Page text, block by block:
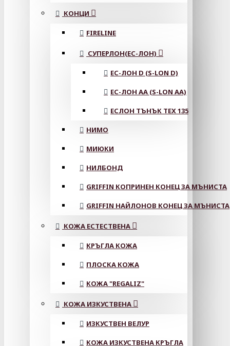
КОНЦИ
FIRELINE
СУПЕРЛОН(ЕС-ЛОН)
ЕС-ЛОН D (S-LON D)
ЕС-ЛОН АА (S-LON AA)
ЕСЛОН ТЪНЪК TEX 135
НИМО
МИЮКИ
НИЛБОНД
GRIFFIN КОПРИНЕН КОНЕЦ ЗА МЪНИСТА
GRIFFIN НАЙЛОНОВ КОНЕЦ ЗА МЪНИСТА
КОЖА ЕСТЕСТВЕНА
КРЪГЛА КОЖА
ПЛОСКА КОЖА
КОЖА "REGALIZ"
КОЖА ИЗКУСТВЕНА
ИЗКУСТВЕН ВЕЛУР
КОЖА ИЗКУСТВЕНА КРЪГЛА